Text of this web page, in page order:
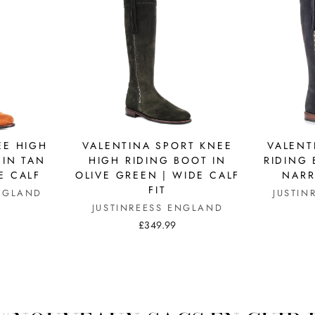
HIGH
TAN
CALF
VALENTINA SPORT KNEE
HIGH RIDING BOOT IN
OLIVE GREEN | WIDE CALF
FIT
JUSTINREESS ENGLAND
£349.99
RIDING